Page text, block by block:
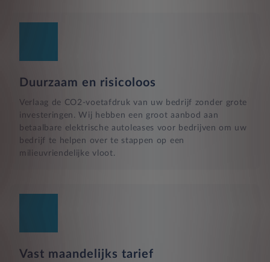
Duurzaam en risicoloos
Verlaag de CO2-voetafdruk van uw bedrijf zonder grote
investeringen. Wij hebben een groot aanbod aan
betaalbare elektrische autoleases voor bedrijven om uw
bedrijf te helpen over te stappen op een
milieuvriendelijke vloot.
Vast maandelijks tarief